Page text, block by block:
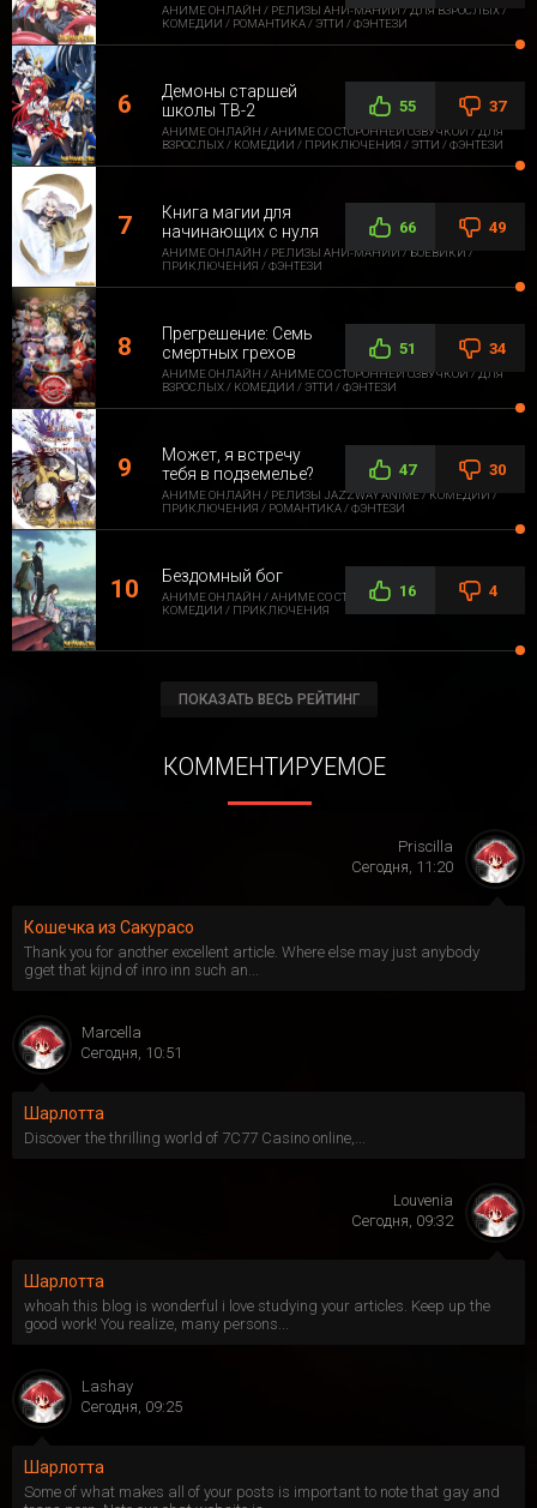
АНИМЕ ОНЛАЙН / РЕЛИЗЫ АНИ-МАНИИ / ДЛЯ ВЗРОСЛЫХ /
КОМЕДИИ / РОМАНТИКА / ЭТТИ / ФЭНТЕЗИ
Демоны старшей
школы ТВ-2
АНИМЕ ОНЛАЙН / АНИМЕ СО СТОРОННЕЙ ОЗВУЧКОЙ / ДЛЯ
ВЗРОСЛЫХ / КОМЕДИИ / ПРИКЛЮЧЕНИЯ / ЭТТИ / ФЭНТЕЗИ
55 37
Книга магии для
начинающих с нуля
АНИМЕ ОНЛАЙН / РЕЛИЗЫ АНИ-МАНИИ / БОЕВИКИ /
ПРИКЛЮЧЕНИЯ / ФЭНТЕЗИ
66 49
Прегрешение: Семь
смертных грехов
АНИМЕ ОНЛАЙН / АНИМЕ СО СТОРОННЕЙ ОЗВУЧКОЙ / ДЛЯ
ВЗРОСЛЫХ / КОМЕДИИ / ЭТТИ / ФЭНТЕЗИ
51 34
Может, я встречу
тебя в подземелье?
АНИМЕ ОНЛАЙН / РЕЛИЗЫ JAZZWAY ANIME / КОМЕДИИ /
ПРИКЛЮЧЕНИЯ / РОМАНТИКА / ФЭНТЕЗИ
47 30
Бездомный бог
АНИМЕ ОНЛАЙН / АНИМЕ СО СТОРОННЕЙ ОЗВУЧКОЙ /
КОМЕДИИ / ПРИКЛЮЧЕНИЯ
16 4
ПОКАЗАТЬ ВЕСЬ РЕЙТИНГ
КОММЕНТИРУЕМОЕ
Кошечка из Сакурасо
Thank you for another excellent article. Where else may just anybody
gget that kijnd of inro inn such an...
Priscilla
Сегодня, 11:20
Шарлотта
Discover the thrilling world of 7C77 Casino online,...
Marcella
Сегодня, 10:51
Шарлотта
whoah this blog is wonderful i love studying your articles. Keep up the
good work! You realize, many persons...
Louvenia
Сегодня, 09:32
Шарлотта
Some of what makes all of your posts is important to note that gay and
Lashay
Сегодня, 09:25